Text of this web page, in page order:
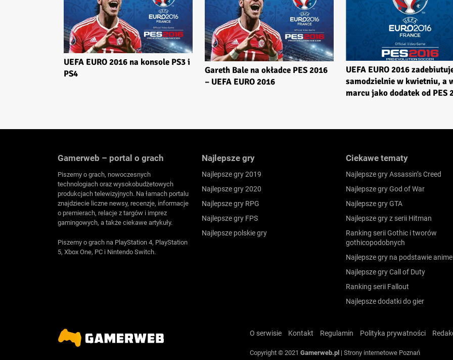
UEFA EURO 2016 na konsole PS3 i
PS4
Gareth Bale na okładce PES 2016
– UEFA EURO 2016
UEFA EURO 2016
samodzielnie w kwietniu, a
marcu jako dodatek od PES
Gamerweb – portal o grach
Piszemy o grach, nowoczesnych
technologiach oraz wysokobudżetowych
produkcjach telewizyjnych. Na łamach portalu
znajdziecie liczne newsy, recenzje, informacje
o premierach, relacje z targów i imprez
gamingowych, a także ciekawe artykuły.
Piszemy o grach na PlayStation 4, PlayStation
5, Xbox One, PC i Nintendo Switch.
Najlepsze gry
Najlepsze gry 2019
Najlepsze gry 2020
Najlepsze gry RPG
Najlepsze gry FPS
Najlepsze polskie gry
Ciekawe tematy
Najlepsze gry Assassin’s Creed
Najlepsze gry God of War
Najlepsze gry GTA
Najlepsze gry z serii Hitman
Ranking serii Gothic i tworów
gothicopodobnych
Najlepsze gry na podstawie anime
Najlepsze gry Call of Duty
Ranking serii Fallout
Najlepsze dodatki do gier
O serwisie Kontakt Regulamin Polityka prywatności
Copyright © 2021 Gamerweb.pl | Strony internetowe Poznań